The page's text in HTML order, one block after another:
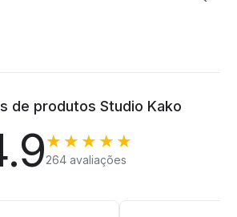
de produtos Studio Kako
★★★★★
264 avaliações